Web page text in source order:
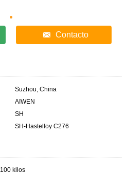
Contacto
Suzhou, China
AIWEN
SH
SH-Hastelloy C276
100 kilos